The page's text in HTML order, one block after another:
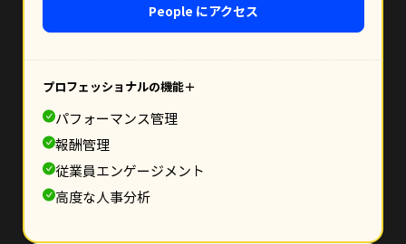
People にアクセス
プロフェッショナルの機能＋
パフォーマンス管理
報酬管理
従業員エンゲージメント
高度な人事分析